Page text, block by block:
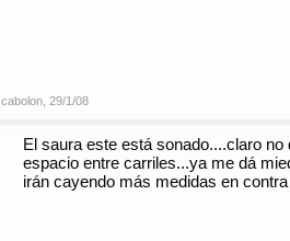
cabolon 29/1/08
El saura este está sonado....claro
espacio entre carriles...ya me dá
irán cayendo más medidas en